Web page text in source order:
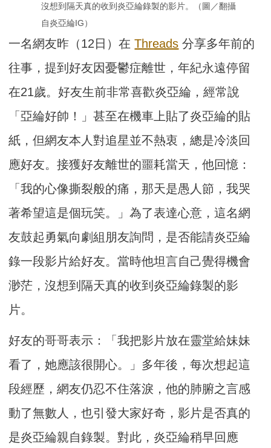
沒想到隔天真的收到炎亞綸錄製的影片。（圖／翻攝
自炎亞綸IG）
一名網友昨（12日）在Threads 分享多年前的
往事，提到好友因憂鬱症離世，年紀永遠停留
在21歲。好友生前非常喜歡炎亞綸，經常說
「亞綸好帥！」甚至在機車上貼了炎亞綸的貼
紙，但網友本人對追星並不熱衷，總是冷淡回
應好友。接獲好友離世的噩耗當天，他回憶：
「我的心像撕裂般的痛，那天是愚人節，我哭
著希望這是個玩笑。」為了表達心意，這名網
友鼓起勇氣向劇組朋友詢問，是否能請炎亞綸
錄一段影片給好友。當時他坦言自己覺得機會
渺茫，沒想到隔天真的收到炎亞綸錄製的影
片。
好友的哥哥表示：「我把影片放在靈堂給妹妹
看了，她應該很開心。」多年後，每次想起這
段經歷，網友仍忍不住落淚，他的肺腑之言感
動了無數人，也引發大家好奇，影片是否真的
是炎亞綸親自錄製。對此，炎亞綸稍早回應